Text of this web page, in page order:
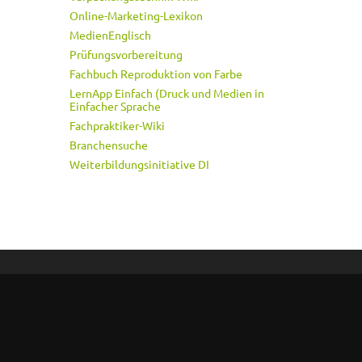
Online-Marketing-Lexikon
MedienEnglisch
Prüfungsvorbereitung
Fachbuch Reproduktion von Farbe
LernApp Einfach (Druck und Medien in
Einfacher Sprache
Fachpraktiker-Wiki
Branchensuche
Weiterbildungsinitiative DI